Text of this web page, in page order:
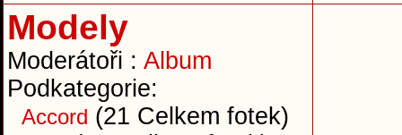
Modely
Moderátoři : Album
Podkategorie:
Accord (21 Celkem fotek)